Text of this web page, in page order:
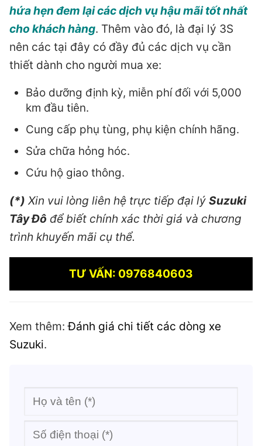
hứa hẹn đem lại các dịch vụ hậu mãi tốt nhất
cho khách hàng. Thêm vào đó, là đại lý 3S
nên các tại đây có đầy đủ các dịch vụ cần
thiết dành cho người mua xe:
Bảo dưỡng định kỳ, miễn phí đối với 5,000
km đầu tiên.
Cung cấp phụ tùng, phụ kiện chính hãng.
Sửa chữa hỏng hóc.
Cứu hộ giao thông.
(*) Xin vui lòng liên hệ trực tiếp đại lý Suzuki
Tây Đô để biết chính xác thời giá và chương
trình khuyến mãi cụ thể.
TƯ VẤN: 0976840603
Xem thêm:Đánh giá chi tiết các dòng xe
Suzuki.